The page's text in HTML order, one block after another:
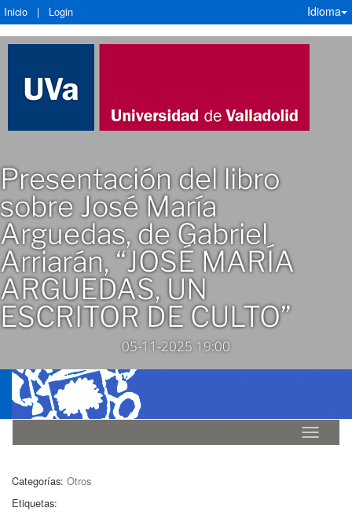
Inicio | Login Idioma
Presentación del libro
sobre José María
Arguedas, de Gabriel
Arriarán, “JOSÉ MARÍA
ARGUEDAS, UN
ESCRITOR DE CULTO”
05-11-2025 19:00
Idioma
Categorías: Otros
Etiquetas: